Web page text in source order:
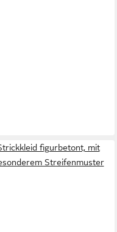
figurbetont, mit
Streifenmuster